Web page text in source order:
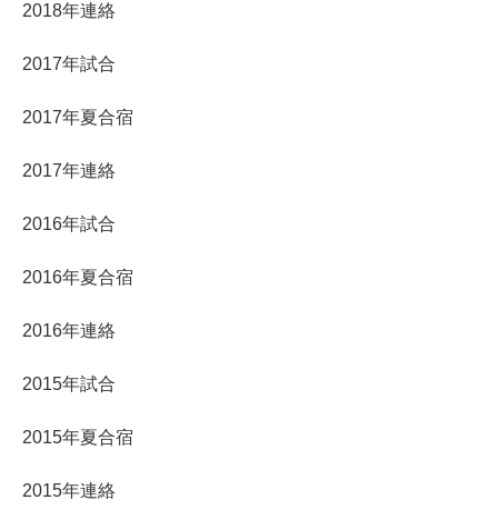
2018年連絡
2017年試合
2017年夏合宿
2017年連絡
2016年試合
2016年夏合宿
2016年連絡
2015年試合
2015年夏合宿
2015年連絡